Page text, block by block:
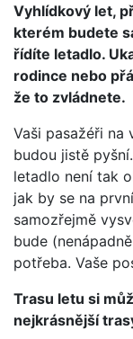
Vyhlídkový let,
kterém budete
řídíte letadlo.
rodince nebo
že to zvládnete.
Vaši pasažéři na
budou jistě
letadlo není tak
jak by se na
samozřejmě
bude
potřeba. Vaše
Trasu letu si
nejkrásnější